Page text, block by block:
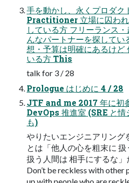
⼿を動かし、永くプロダ
Practitioner ⽴場に囚われ
している⽅ フリーランス
んなパートナーを探して
想・予算は明確にあるけど
いる⽅ This
talk for 3 / 28
Prologue はじめに 4 / 28
JTF and me 2017 年に初
DevOps 推進室 (SRE と
も)
やりたいエンジニアリング
とは「他⼈の⼼を粗末に
扱う⼈間は 相⼿にするな」
Don’t be reckless with other
up with people who are